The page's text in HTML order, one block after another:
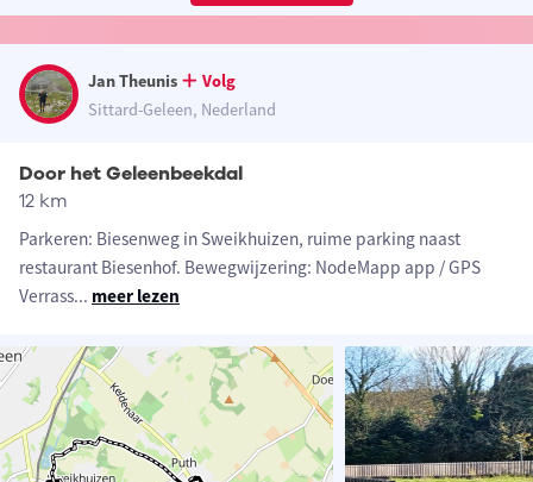
Jan Theunis
Volg
Sittard-Geleen, Nederland
Door het Geleenbeekdal
12 km
Parkeren: Biesenweg in Sweikhuizen, ruime parking naast
restaurant Biesenhof. Bewegwijzering: NodeMapp app / GPS
Verrass... meer lezen